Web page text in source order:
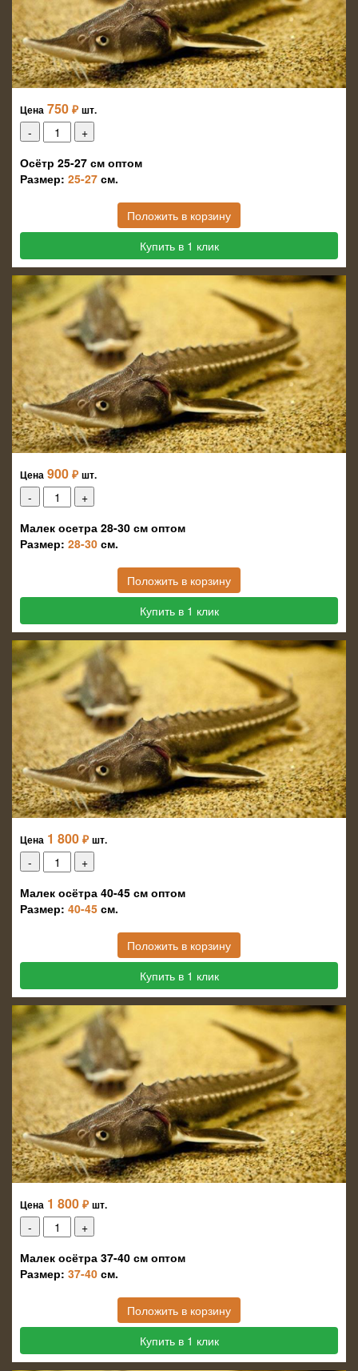
Цена 750 ₽ шт.
Осётр 25-27 см оптом
Размер: 25-27 см.
Положить в корзину
Купить в 1 клик
Цена 900 ₽ шт.
Малек осетра 28-30 см оптом
Размер: 28-30 см.
Положить в корзину
Купить в 1 клик
Цена 1 800 ₽ шт.
Малек осётра 40-45 см оптом
Размер: 40-45 см.
Положить в корзину
Купить в 1 клик
Цена 1 800 ₽ шт.
Малек осётра 37-40 см оптом
Размер: 37-40 см.
Положить в корзину
Купить в 1 клик